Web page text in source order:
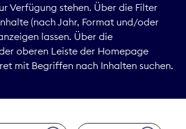
Digitales
Kommunikation
Marktdaten
Verfügung stehen. Über die Filter
(nach Jahr, Format und/oder
lassen. Über die
oberen Leiste der Homepage
mit Begriffen nach Inhalten suchen.